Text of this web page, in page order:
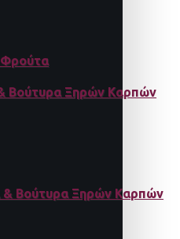
Βούτυρα Ξηρών Καρπών
& Βούτυρα Ξηρών Καρπών